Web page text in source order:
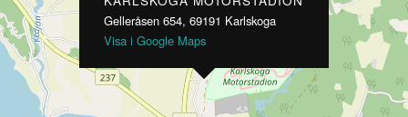
Gelleråsen 654, 69191 Karlskoga
Visa i Google Maps